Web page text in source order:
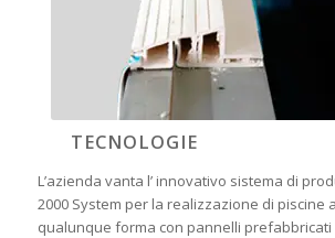
TECNOLOGIE
L’azienda vanta l’ innovativo sistema di
2000 System per la realizzazione di piscine
qualunque forma con pannelli prefabbricati